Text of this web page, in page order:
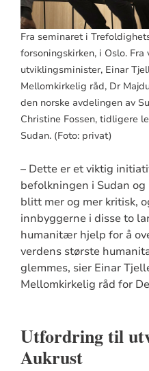
Fra seminaret i
forsoningskirken, i Oslo.
utviklingsminister, Einar
Mellomkirkelig råd, Dr
den norske avdelingen av
Christine Fossen, tidligere
Sudan. (Foto: privat)
– Dette er et viktig
befolkningen i Sudan
blitt mer og mer kritisk,
innbyggerne i disse to
humanitær hjelp for å
verdens største
glemmes, sier Einar
Mellomkirkelig råd for
Utfordring til
Aukrust